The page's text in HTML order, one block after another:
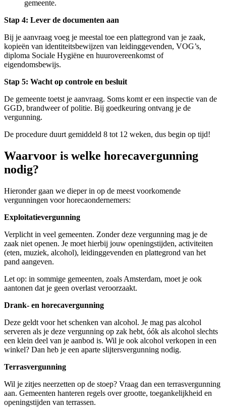
gemeente.
Stap 4: Lever de documenten aan
Bij je aanvraag voeg je meestal toe een plattegrond van je zaak,
kopieën van identiteitsbewijzen van leidinggevenden, VOG’s,
diploma Sociale Hygiëne en huurovereenkomst of
eigendomsbewijs.
Stap 5: Wacht op controle en besluit
De gemeente toetst je aanvraag. Soms komt er een inspectie van de
GGD, brandweer of politie. Bij goedkeuring ontvang je de
vergunning.
De procedure duurt gemiddeld 8 tot 12 weken, dus begin op tijd!
Waarvoor is welke horecavergunning
nodig?
Hieronder gaan we dieper in op de meest voorkomende
vergunningen voor horecaondernemers:
Exploitatievergunning
Verplicht in veel gemeenten. Zonder deze vergunning mag je de
zaak niet openen. Je moet hierbij jouw openingstijden, activiteiten
(eten, muziek, alcohol), leidinggevenden en plattegrond van het
pand aangeven.
Let op: in sommige gemeenten, zoals Amsterdam, moet je ook
aantonen dat je geen overlast veroorzaakt.
Drank- en horecavergunning
Deze geldt voor het schenken van alcohol. Je mag pas alcohol
serveren als je deze vergunning op zak hebt, óók als alcohol slechts
een klein deel van je aanbod is. Wil je ook alcohol verkopen in een
winkel? Dan heb je een aparte slijtersvergunning nodig.
Terrasvergunning
Wil je zitjes neerzetten op de stoep? Vraag dan een terrasvergunning
aan. Gemeenten hanteren regels over grootte, toegankelijkheid en
openingstijden van terrassen.